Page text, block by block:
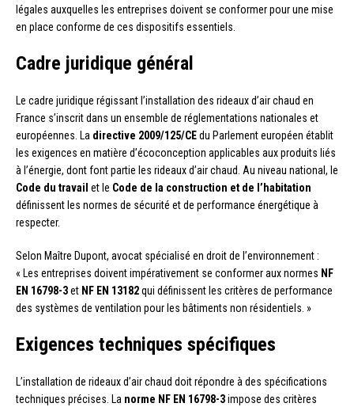
légales auxquelles les entreprises doivent se conformer pour une mise
en place conforme de ces dispositifs essentiels.
Cadre juridique général
Le cadre juridique régissant l’installation des rideaux d’air chaud en
France s’inscrit dans un ensemble de réglementations nationales et
européennes. La directive 2009/125/CEdu Parlement européen établit
les exigences en matière d’écoconception applicables aux produits liés
à l’énergie, dont font partie les rideaux d’air chaud. Au niveau national, le
Code du travail et le Code de la construction et de l’habitation
définissent les normes de sécurité et de performance énergétique à
respecter.
Selon Maître Dupont, avocat spécialisé en droit de l’environnement :
« Les entreprises doivent impérativement se conformer aux normes NF
EN 16798-3et NF EN 13182qui définissent les critères de performance
des systèmes de ventilation pour les bâtiments non résidentiels. »
Exigences techniques spécifiques
L’installation de rideaux d’air chaud doit répondre à des spécifications
techniques précises. La norme NF EN 16798-3impose des critères